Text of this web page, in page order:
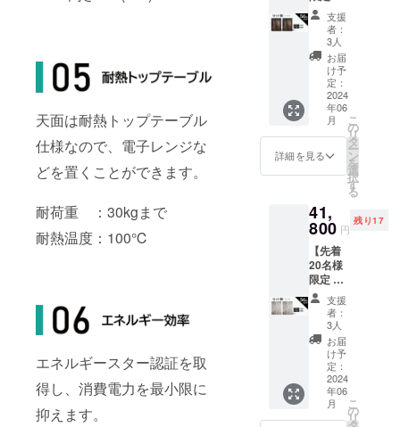
天面は耐熱トップテーブル
仕様なので、電子レンジな
どを置くことができます。
耐荷重 ：30kgまで
耐熱温度：100℃
エネルギースター認証を取
得し、消費電力を最小限に
抑えます。
グレー
ウッ
ド）1台
凍庫＆
冷蔵庫
セット
割
56%OF
F】 先
行割引
価格：
41,800
円（税
込） 一
般販売
予定価
95,600
円（税
込） 全
国配送
料無料
送付物
＊冷凍
84L（ダ
ーク
ウッ
ド）１
台、冷
蔵庫
122L（
ダーク
支援
者：
3人
お届
け予
定：
2024
年06
月
詳細を見る
こ
の
リ
タ
ー
ン
を
選
択
す
る
41,
800 円
残り17
【先着
20名様
限定 冷
凍庫＆
冷蔵庫
セット
割
56%OF
F】 先
行割引
価格：
41,800
円（税
支援
者：
3人
お届
け予
定：
2024
年06
月
こ
の
リ